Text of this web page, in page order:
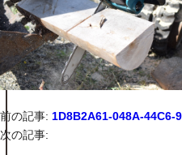
前の記事: 1D8B2A61-048A-44C6-
次の記事: